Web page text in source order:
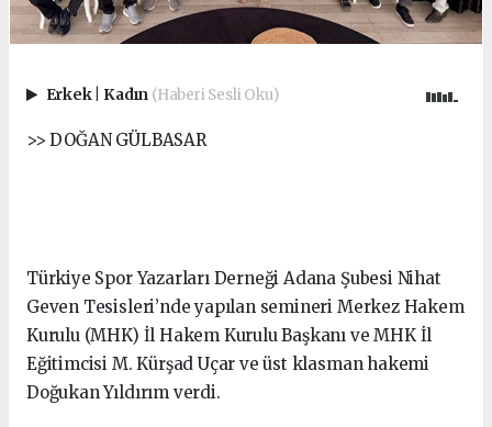
Erkek Kadın (Haberi Sesli Oku)
>> DOĞAN GÜLBASAR
Türkiye Spor Yazarları Derneği Adana Şubesi Nihat
Geven Tesisleri’nde yapılan semineri Merkez Hakem
Kurulu (MHK) İl Hakem Kurulu Başkanı ve MHK İl
Eğitimcisi M. Kürşad Uçar ve üst klasman hakemi
Doğukan Yıldırım verdi.